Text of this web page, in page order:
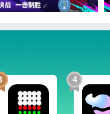
球员经验
亮点球员之间的联
选择就越多
4